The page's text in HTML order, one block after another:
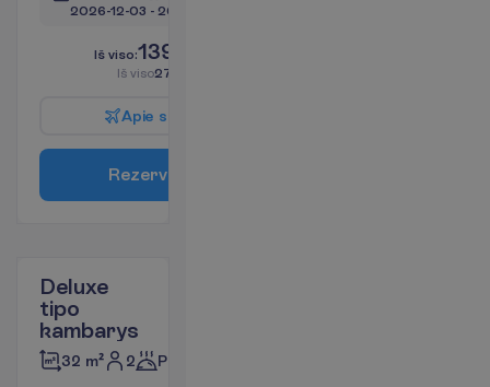
2026-12-03 - 2026-12-16
Iš viso:1395.00
Iš viso2790.00
Apie s
Rezervu
Deluxe
tipo
kambarys
32 m² 2 Pusryčiai